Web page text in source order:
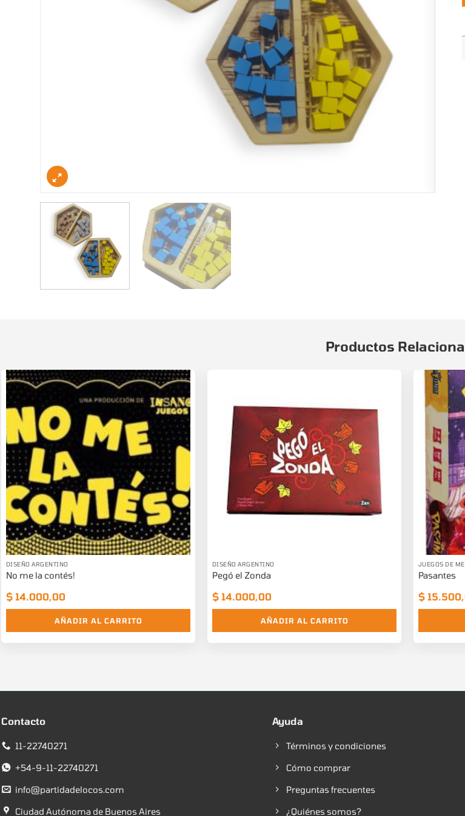
Productos
DISEÑO ARGENTINO
No me la contés!
$14.000,00
AÑADIR AL CARRITO
DISEÑO ARGENTINO
Pegó el Zonda
$14.000,00
AÑADIR AL CARRITO
JUEGOS DE
Pasantes
$
Contacto
11-22740271
+54-9-11-22740271
info@partidadelocos.com
Ciudad Autónoma de Buenos Aires
Ayuda
Términos y condiciones
Cómo comprar
Preguntas frecuentes
¿Quiénes somos?